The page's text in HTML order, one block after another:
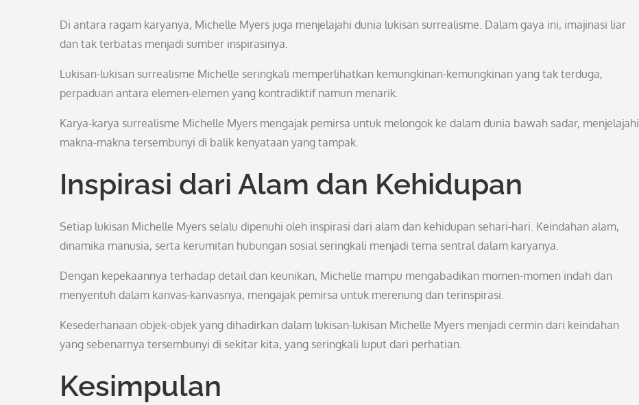
Di antara ragam karyanya, Michelle Myers juga menjelajahi dunia lukisan surrealisme. Dalam gaya ini, imajinasi liar
dan tak terbatas menjadi sumber inspirasinya.
Lukisan-lukisan surrealisme Michelle seringkali memperlihatkan kemungkinan-kemungkinan yang tak terduga,
perpaduan antara elemen-elemen yang kontradiktif namun menarik.
Karya-karya surrealisme Michelle Myers mengajak pemirsa untuk melongok ke dalam dunia bawah sadar, menjelajahi
makna-makna tersembunyi di balik kenyataan yang tampak.
Inspirasi dari Alam dan Kehidupan
Setiap lukisan Michelle Myers selalu dipenuhi oleh inspirasi dari alam dan kehidupan sehari-hari. Keindahan alam,
dinamika manusia, serta kerumitan hubungan sosial seringkali menjadi tema sentral dalam karyanya.
Dengan kepekaannya terhadap detail dan keunikan, Michelle mampu mengabadikan momen-momen indah dan
menyentuh dalam kanvas-kanvasnya, mengajak pemirsa untuk merenung dan terinspirasi.
Kesederhanaan objek-objek yang dihadirkan dalam lukisan-lukisan Michelle Myers menjadi cermin dari keindahan
yang sebenarnya tersembunyi di sekitar kita, yang seringkali luput dari perhatian.
Kesimpulan